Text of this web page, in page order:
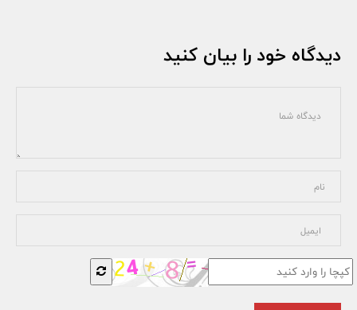
دیدگاه خود را بیان کنید